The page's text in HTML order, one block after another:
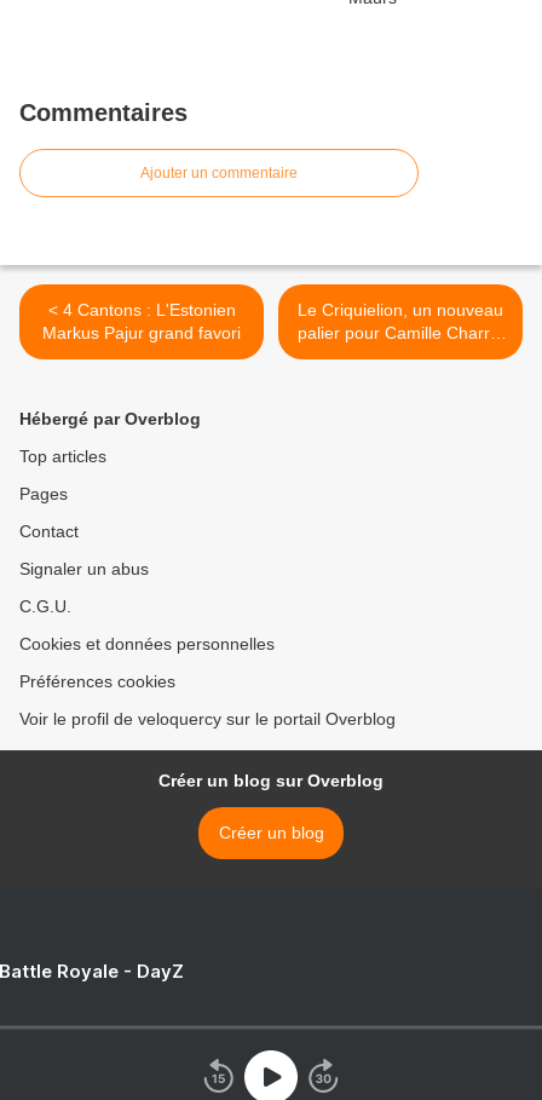
Commentaires
Ajouter un commentaire
< 4 Cantons : L'Estonien
Markus Pajur grand favori
Le Criquielion, un nouveau
palier pour Camille Charret
>
Hébergé par Overblog
Top articles
Pages
Contact
Signaler un abus
C.G.U.
Cookies et données personnelles
Préférences cookies
Voir le profil de veloquercy sur le portail Overblog
Créer un blog sur Overblog
Créer un blog
Royale - DayZ